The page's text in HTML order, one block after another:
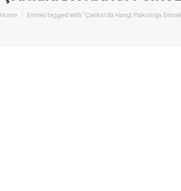
You are here:
Home Entries tagged with "Çankırı’da Hangi Psikoloğa